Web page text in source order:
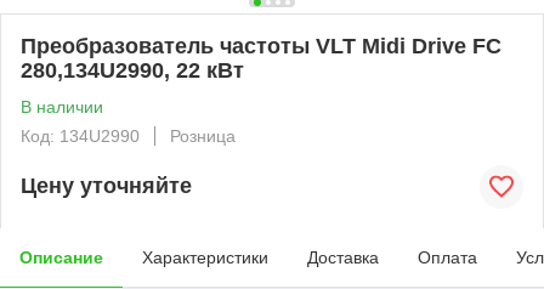
Преобразователь частоты VLT Midi Drive FC
280,134U2990, 22 кВт
В наличии
Код: 134U2990
Розница
Цену уточняйте
Описание Характеристики Доставка Оплата